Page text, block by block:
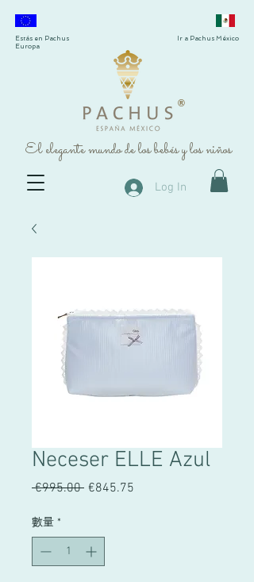
®
El elegante mundo de los bebés y los niños
Estás en Pachus
Europa
Ir a Pachus México
Log In
Neceser ELLE Azul
€995.00 一
格
€845.75
數量 *